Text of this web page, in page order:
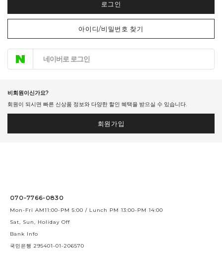
로그인
아이디/비밀번호 찾기
네이버로 로그인
비회원이신가요?
회원이 되시면 빠른 신상품 정보와 다양한 할인 혜택을 받으실 수 있습니다.
회원가입
070-7766-0830
Mon-Fri AM11:00-PM 5:00 / Lunch PM 13:00-PM 14:00
Sat, Sun, Holiday Off
Bank Info
국민은행 295401-01-206570